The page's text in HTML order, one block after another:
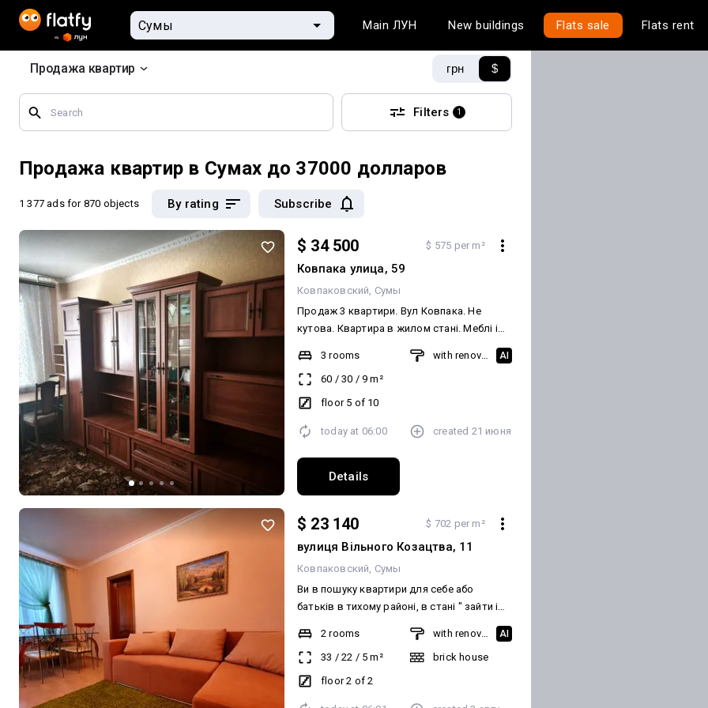
Main ЛУН New buildings Flats sale Flats rent
Продажа квартир грн $
Search
by
geographical
Filters 1
Продажа квартир в Сумах до 37000 долларов
1 377 ads for 870 objects By rating Subscribe
$ 34 500 $ 575 per m²
Ковпака улица, 59
Ковпаковский Сумы
Продаж 3 квартири. Вул Ковпака. Не
кутова. Квартира в жилом стані. Меблі і
домовленістю. Рядом магазини,школа, дід
садок. Разлядаємо по програмі
єВідновлення.
3 rooms
60 / 30 / 9 m²
floor 5 of 10
with renovation
AI
today at 06:00 created 21 июня
Details
$ 23 140 $ 702 per m²
вулиця Вільного Козацтва, 11
Ковпаковский Сумы
Ви в пошуку квартири для себе або
батьків в тихому районі, в стані " зайти і
жити " + з автономним опаленням , тоді ця
пропозиція для Вас! Тихий двір, сусіди
знають один одного. Є свій сарайчик з
погрібом. Під'їзд чистий, акуратний. Над
2 rooms
33 / 22 / 5 m²
floor 2 of 2
with renovation
AI
brick house